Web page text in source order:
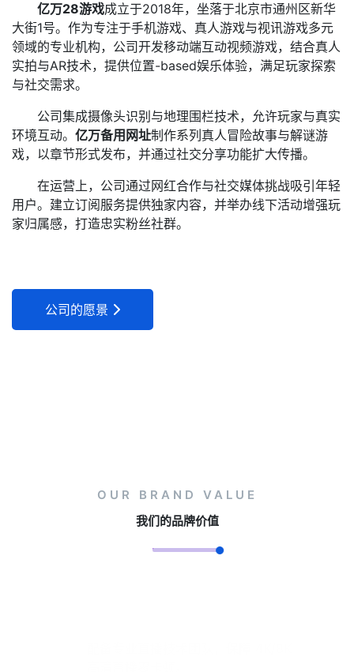
亿万28游戏成立于2018年，坐落于北京市通州区新华
大街1号。作为专注于手机游戏、真人游戏与视讯游戏多元
领域的专业机构，公司开发移动端互动视频游戏，结合真人
实拍与AR技术，提供位置-based娱乐体验，满足玩家探索
与社交需求。
公司集成摄像头识别与地理围栏技术，允许玩家与真实
环境互动。 亿万备用网址制作系列真人冒险故事与解谜游
戏，以章节形式发布，并通过社交分享功能扩大传播。
在运营上，公司通过网红合作与社交媒体挑战吸引年轻
用户。建立订阅服务提供独家内容，并举办线下活动增强玩
家归属感，打造忠实粉丝社群。
公司的愿景
OUR BRAND VALUE
我们的品牌价值